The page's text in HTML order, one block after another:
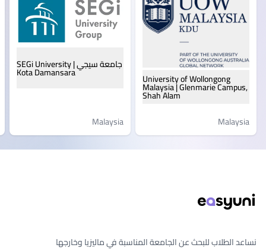
University of Wollongong
Malaysia | Glenmarie Campus,
Shah Alam
Malaysia
جامعة سيجي | SEGi University
Kota Damansara
Malaysia
نساعد الطلاب للبحث عن الجامعة المناسبة في ماليزيا وخارجها